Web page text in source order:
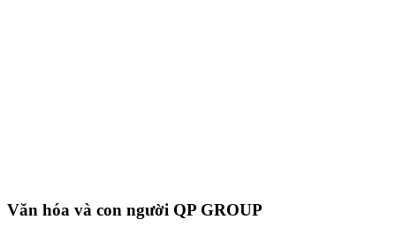
Văn hóa và con người QP GROUP